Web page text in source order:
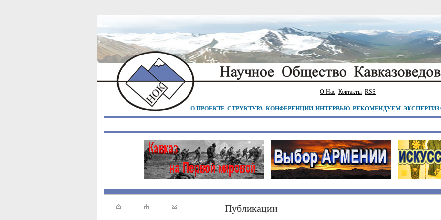
О Нас Контакты RSS
О ПРОЕКТЕ СТРУКТУРА КОНФЕРЕНЦИИ ИНТЕРВЬЮ РЕКОМЕНДУЕМ
Публикации